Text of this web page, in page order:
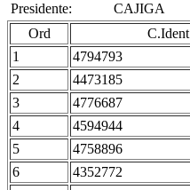
Presidente:
CAJIGA
Ord
C.Ident
1
4794793
2 4473185
3 4776687
4 4594944
5 4758896
6 4352772